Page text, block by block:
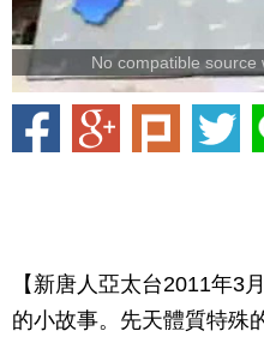
No compatible source
【新唐人亞太台2011年3
的小故事。先天體質特殊